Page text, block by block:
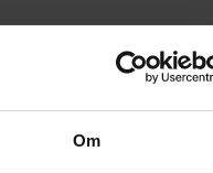
Om